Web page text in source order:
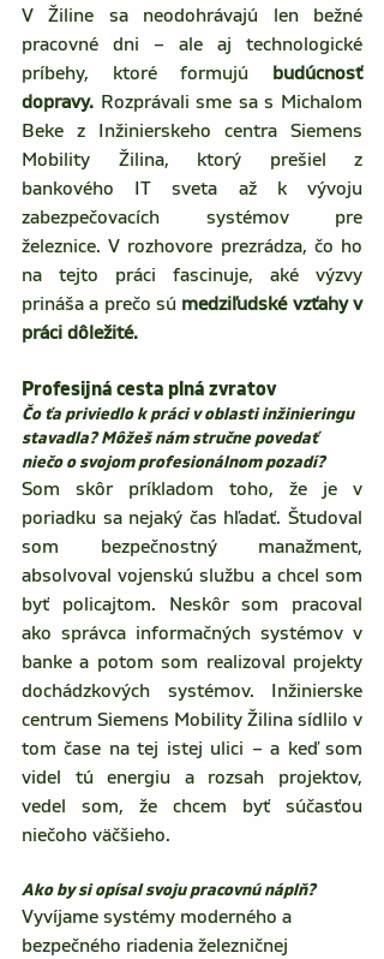
V Žiline sa neodohrávajú len bežné
pracovné dni – ale aj technologické
príbehy, ktoré formujú budúcnosť
dopravy. Rozprávali sme sa s Michalom
Beke z Inžinierskeho centra Siemens
Mobility Žilina, ktorý prešiel z
bankového IT sveta až k vývoju
zabezpečovacích systémov pre
železnice. V rozhovore prezrádza, čo ho
na tejto práci fascinuje, aké výzvy
prináša a prečo sú medziľudské vzťahy v
práci dôležité.
Profesijná cesta plná zvratov
Čo ťa priviedlo k práci v oblasti inžinieringu
stavadla? Môžeš nám stručne povedať
niečo o svojom profesionálnom pozadí?
Som skôr príkladom toho, že je v
poriadku sa nejaký čas hľadať. Študoval
som bezpečnostný manažment,
absolvoval vojenskú službu a chcel som
byť policajtom. Neskôr som pracoval
ako správca informačných systémov v
banke a potom som realizoval projekty
dochádzkových systémov. Inžinierske
centrum Siemens Mobility Žilina sídlilo v
tom čase na tej istej ulici – a keď som
videl tú energiu a rozsah projektov,
vedel som, že chcem byť súčasťou
niečoho väčšieho.
Ako by si opísal svoju pracovnú náplň?
Vyvíjame systémy moderného a
bezpečného riadenia železničnej